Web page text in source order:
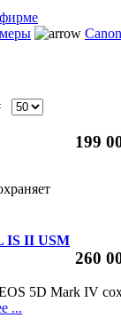
Canon
199
IS II USM
260
5D Mark IV
...